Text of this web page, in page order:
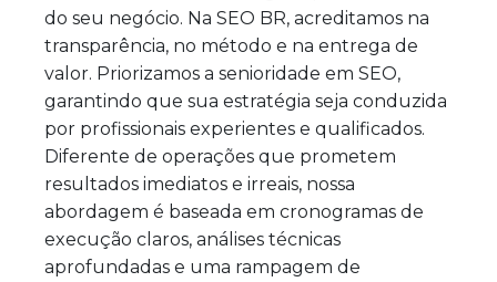
do seu negócio. Na SEO BR, acreditamos na
transparência, no método e na entrega de
valor. Priorizamos a senioridade em SEO,
garantindo que sua estratégia seja conduzida
por profissionais experientes e qualificados.
Diferente de operações que prometem
resultados imediatos e irreais, nossa
abordagem é baseada em cronogramas de
execução claros, análises técnicas
aprofundadas e uma rampagem de